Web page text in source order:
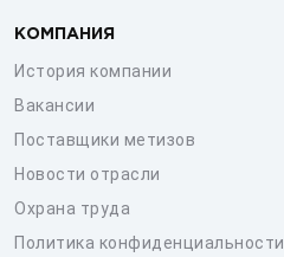
КОМПАНИЯ
История компании
Вакансии
Поставщики метизов
Новости отрасли
Охрана труда
Политика конфиденциальности